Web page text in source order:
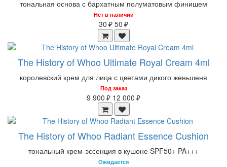
тональная основа с бархатным полуматовым финишем
Нет в наличии
30 ₽ 50 ₽
The History of Whoo Ultimate Royal Cream 4ml
королевский крем для лица с цветами дикого женьшеня
Под заказ
9 900 ₽ 12 000 ₽
The History of Whoo Radiant Essence Cushion
тональный крем-эссенция в кушоне SPF50+ PA+++
Ожидается